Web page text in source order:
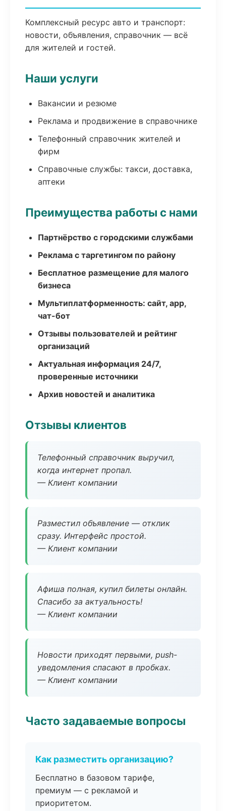
Комплексный ресурс авто и транспорт:
новости, объявления, справочник — всё
для жителей и гостей.
Наши услуги
Вакансии и резюме
Реклама и продвижение в справочнике
Телефонный справочник жителей и
фирм
Справочные службы: такси, доставка,
аптеки
Преимущества работы с нами
Партнёрство с городскими службами
Реклама с таргетингом по району
Бесплатное размещение для малого
бизнеса
Мультиплатформенность: сайт, app,
чат-бот
Отзывы пользователей и рейтинг
организаций
Актуальная информация 24/7,
проверенные источники
Архив новостей и аналитика
Отзывы клиентов
Телефонный справочник выручил,
когда интернет пропал.
— Клиент компании
Разместил объявление — отклик
сразу. Интерфейс простой.
— Клиент компании
Афиша полная, купил билеты онлайн.
Спасибо за актуальность!
— Клиент компании
Новости приходят первыми, push-
уведомления спасают в пробках.
— Клиент компании
Часто задаваемые вопросы
Как разместить организацию?
Бесплатно в базовом тарифе,
премиум — с рекламой и
приоритетом.